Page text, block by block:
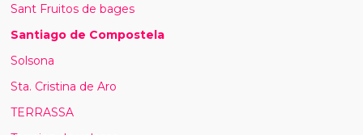
Sant Fruitos de bages
Santiago de Compostela
Solsona
Sta. Cristina de Aro
TERRASSA